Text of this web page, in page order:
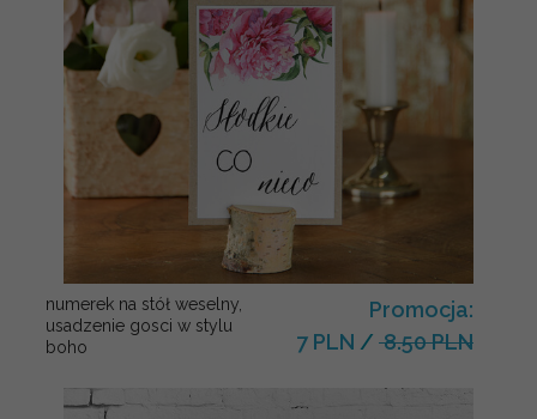
numerek na stół weselny,
usadzenie gosci w stylu
boho
Promocja:
7 PLN / 8.50 PLN